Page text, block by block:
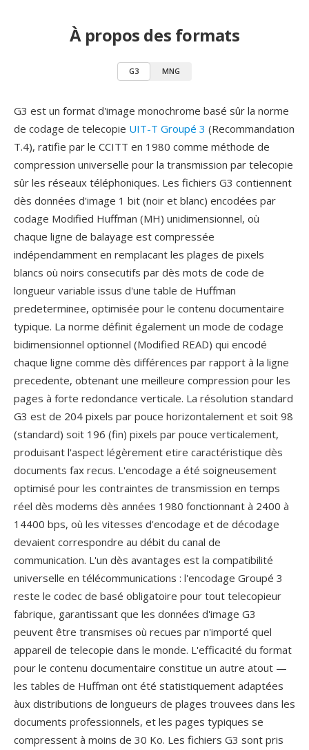
À propos des formats
G3 MNG
G3 est un format d'image monochrome basé sûr la norme
de codage de telecopie UIT-T Groupé 3 (Recommandation
T.4), ratifie par le CCITT en 1980 comme méthode de
compression universelle pour la transmission par telecopie
sûr les réseaux téléphoniques. Les fichiers G3 contiennent
dès données d'image 1 bit (noir et blanc) encodées par
codage Modified Huffman (MH) unidimensionnel, où
chaque ligne de balayage est compressée
indépendamment en remplacant les plages de pixels
blancs où noirs consecutifs par dès mots de code de
longueur variable issus d'une table de Huffman
predeterminee, optimisée pour le contenu documentaire
typique. La norme définit également un mode de codage
bidimensionnel optionnel (Modified READ) qui encodé
chaque ligne comme dès différences par rapport à la ligne
precedente, obtenant une meilleure compression pour les
pages à forte redondance verticale. La résolution standard
G3 est de 204 pixels par pouce horizontalement et soit 98
(standard) soit 196 (fin) pixels par pouce verticalement,
produisant l'aspect légèrement etire caractéristique dès
documents fax recus. L'encodage a été soigneusement
optimisé pour les contraintes de transmission en temps
réel dès modems dès années 1980 fonctionnant à 2400 à
14400 bps, où les vitesses d'encodage et de décodage
devaient correspondre au débit du canal de
communication. L'un dès avantages est la compatibilité
universelle en télécommunications : l'encodage Groupé 3
reste le codec de basé obligatoire pour tout telecopieur
fabrique, garantissant que les données d'image G3
peuvent être transmises où recues par n'importé quel
appareil de telecopie dans le monde. L'efficacité du format
pour le contenu documentaire constitue un autre atout —
les tables de Huffman ont été statistiquement adaptées
àux distributions de longueurs de plages trouvees dans les
documents professionnels, et les pages typiques se
compressent à moins de 30 Ko. Les fichiers G3 sont pris